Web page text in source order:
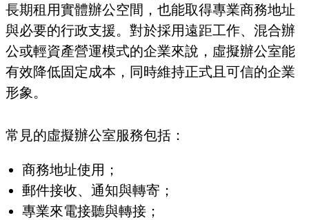
長期租用實體辦公空間，也能取得專業商務地址
與必要的行政支援。對於採用遠距工作、混合辦
公或輕資產營運模式的企業來說，虛擬辦公室能
有效降低固定成本，同時維持正式且可信的企業
形象。
常見的虛擬辦公室服務包括：
商務地址使用；
郵件接收、通知與轉寄；
專業來電接聽與轉接；